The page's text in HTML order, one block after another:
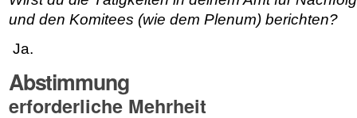
und den Komitees (wie dem Plenum) berichten?
Ja.
Abstimmung
erforderliche Mehrheit